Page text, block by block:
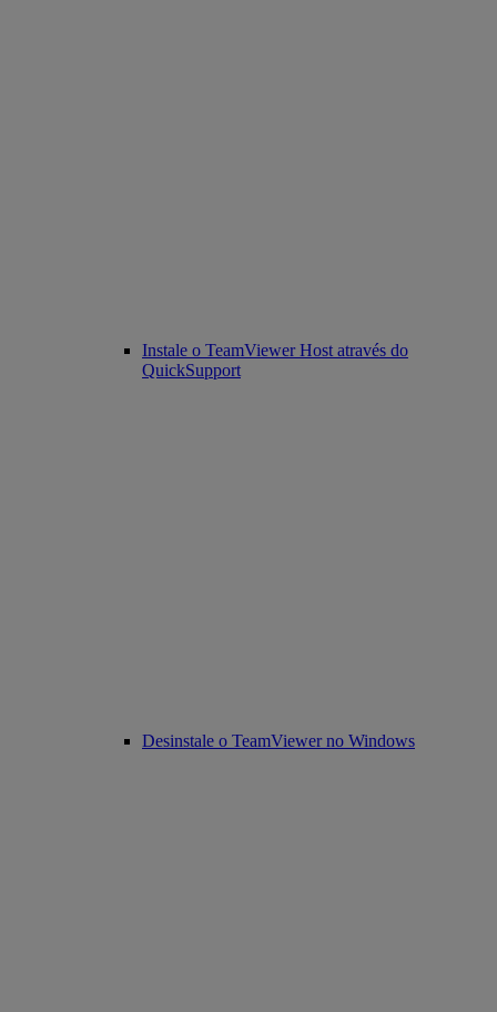
Instale o TeamViewer Host através do
QuickSupport
Desinstale o TeamViewer no Windows